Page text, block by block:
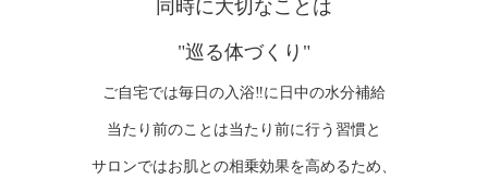
同時に大切なことは
"巡る体づくり"
ご自宅では毎日の入浴‼️に日中の水分補給
当たり前のことは当たり前に行う習慣と
サロンではお肌との相乗効果を高めるため、